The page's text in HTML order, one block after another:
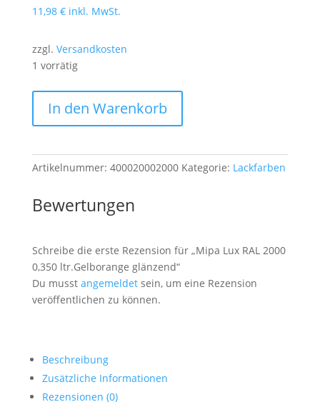
11,98 € inkl. MwSt.
zzgl. Versandkosten
1 vorrätig
0,350
glänzend
Menge
In den Warenkorb
Artikelnummer: 400020002000 Kategorie: Lackfarben
Bewertungen
Schreibe die erste Rezension für „Mipa Lux RAL 2000
0,350 ltr.Gelborange glänzend“
Du musst angemeldetsein, um eine Rezension
veröffentlichen zu können.
Beschreibung
Zusätzliche Informationen
Rezensionen (0)